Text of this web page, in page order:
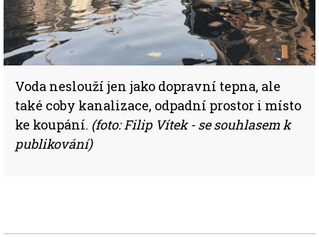
Voda neslouží jen jako dopravní tepna, ale
také coby kanalizace, odpadní prostor i místo
ke koupání. (foto: Filip Vítek - se souhlasem k
publikování)